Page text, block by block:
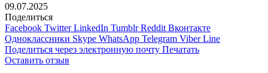
09.07.2025
Поделиться
Facebook Twitter LinkedIn Tumblr Reddit Вконтакте
Одноклассники Skype WhatsApp Telegram Viber Line
Поделиться через электронную почту Печатать
Оставить отзыв